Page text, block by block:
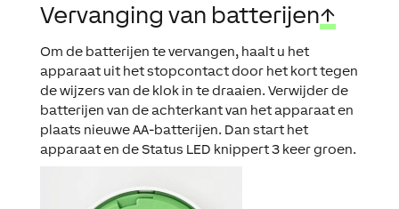
Vervanging van batterijen↑
Om de batterijen te vervangen, haalt u het
apparaat uit het stopcontact door het kort tegen
de wijzers van de klok in te draaien. Verwijder de
batterijen van de achterkant van het apparaat en
plaats nieuwe AA-batterijen. Dan start het
apparaat en de Status LED knippert 3 keer groen.